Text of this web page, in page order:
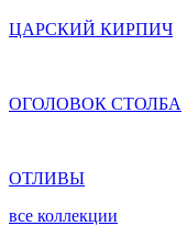
ЦАРСКИЙ КИРПИЧ
ОГОЛОВОК СТОЛБА
ОТЛИВЫ
все коллекции